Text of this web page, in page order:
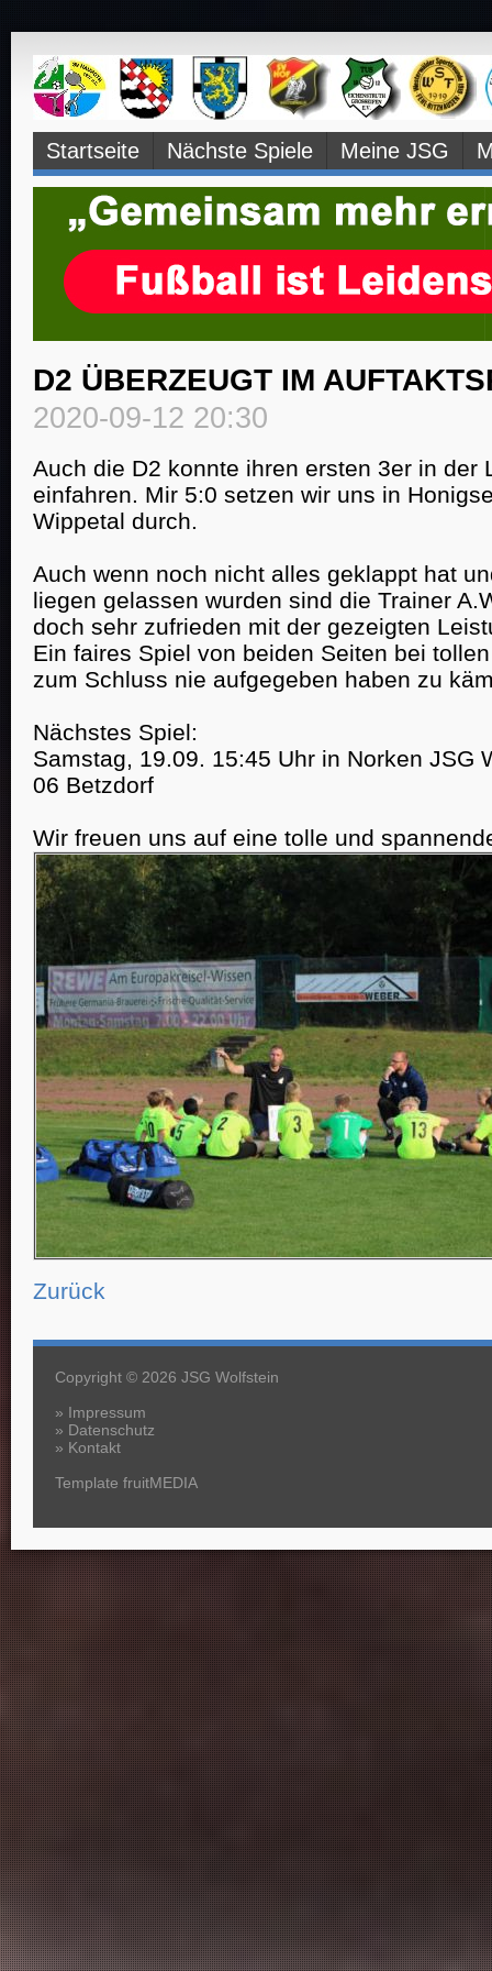
Startseite News News Reader
Navigation
überspringen
Startseite Nächste Spiele Meine JSG
D2 ÜBERZEUGT IM
2020-09-12 20:30
Auch die D2 konnte ihren ersten 3er in der
einfahren. Mir 5:0 setzen wir uns in
Wippetal durch.
Auch wenn noch nicht alles geklappt hat
liegen gelassen wurden sind die Trainer
doch sehr zufrieden mit der gezeigten
Ein faires Spiel von beiden Seiten bei
zum Schluss nie aufgegeben haben zu
Nächstes Spiel:
Samstag, 19.09. 15:45 Uhr in Norken JSG
06 Betzdorf
Wir freuen uns auf eine tolle und
Zurück
Copyright © 2026 JSG Wolfstein
» Impressum
» Datenschutz
» Kontakt
Template fruitMEDIA